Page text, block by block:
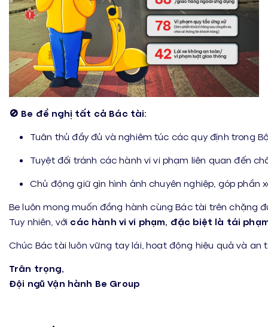
🚫 Be đề nghị tất cả Bác tài:
Tuân thủ đầy đủ và nghiêm túc các quy định trong
Tuyệt đối tránh các hành vi vi phạm liên quan đến
Chủ động giữ gìn hình ảnh chuyên nghiệp, góp
Be luôn mong muốn đồng hành cùng Bác tài trên chặng
Tuy nhiên, với các hành vi vi phạm, đặc biệt là tái
Chúc Bác tài luôn vững tay lái, hoạt động hiệu quả và an
Trân trọng,
Đội ngũ Vận hành Be Group